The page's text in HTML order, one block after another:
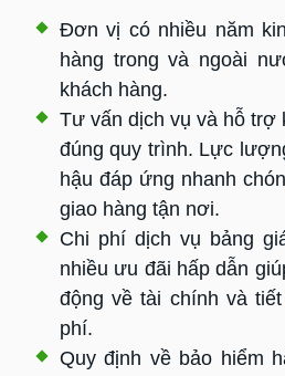
Đơn vị có nhiều năm
hàng trong và ngoài
khách hàng.
Tư vấn dịch vụ và hỗ trợ
đúng quy trình. Lực
hậu đáp ứng nhanh
giao hàng tận nơi.
Chi phí dịch vụ bảng
nhiều ưu đãi hấp dẫn
động về tài chính và
phí.
Quy định về bảo hiểm